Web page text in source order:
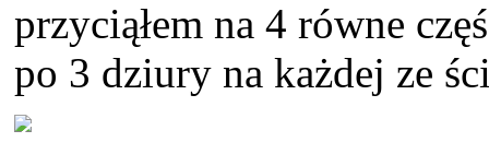
przyciąłem na 4 równe
po 3 dziury na każdej ze